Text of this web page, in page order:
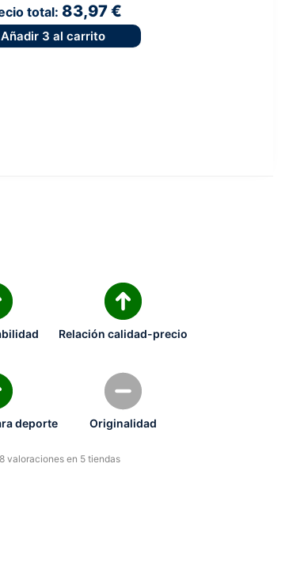
total: 83,97 €
Añadir 3 al carrito
Relación calidad-precio
deporte Originalidad
valoraciones en 5 tiendas